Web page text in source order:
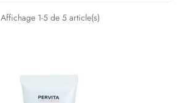
Affichage 1-5 de 5 article(s)